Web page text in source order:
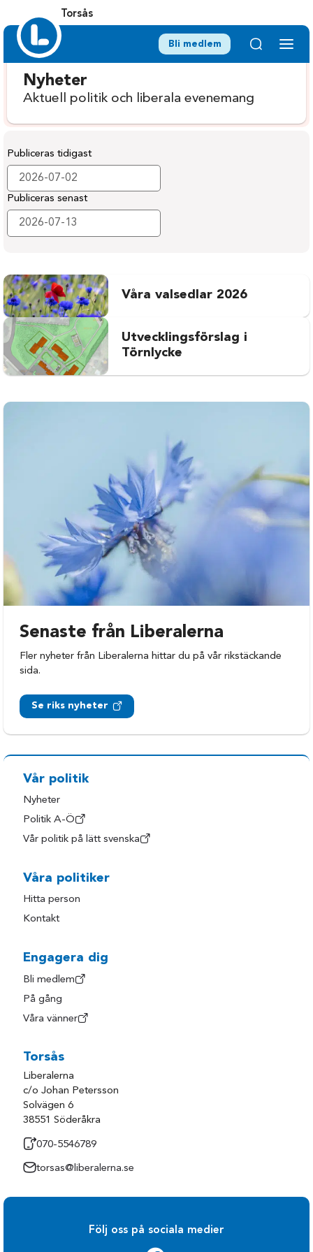
Torsås
Bli medlem
Nyheter
Aktuell politik och liberala evenemang
Publiceras tidigast
Publiceras senast
Våra valsedlar 2026
Utvecklingsförslag i
Törnlycke
Senaste från Liberalerna
Fler nyheter från Liberalerna hittar du på vår rikstäckande
sida.
Se riks nyheter
Vår politik
Nyheter
Politik A-Ö
Vår politik på lätt svenska
Våra politiker
Hitta person
Kontakt
Engagera dig
Bli medlem
På gång
Våra vänner
Torsås
Liberalerna
c/o Johan Petersson
Solvägen 6
38551 Söderåkra
070-5546789
torsas@liberalerna.se
Följ oss på sociala medier